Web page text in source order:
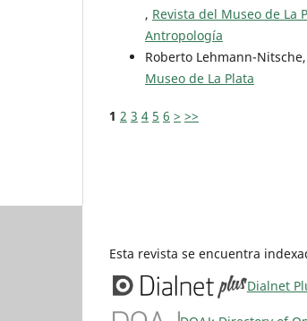
, Revista del Museo de La
Antropología
Roberto Lehmann-Nitsche,
Museo de La Plata
1 2 3 4 5 6 > >>
Esta revista se encuentra
Dialnet